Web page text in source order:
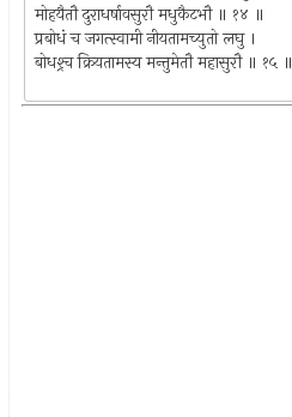
मोहयैतौ दुराधर्षावसुरौ मधुकैटभौ ॥ १४ ॥
प्रबोधं च जगत्स्वामी नीयतामच्युतो लघु ।
बोधश्र्च क्रियतामस्य मन्तुमेतौ महासुरौ ॥ १५ ॥